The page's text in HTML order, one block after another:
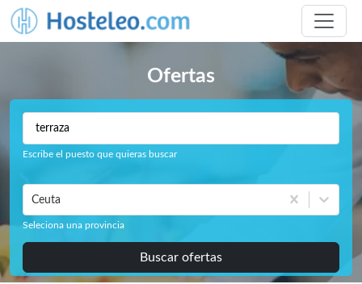
Ofertas
Escribe el puesto que quieras buscar
Ceuta
Seleciona una provincia
Buscar ofertas